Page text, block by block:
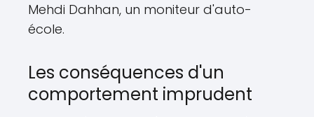
Mehdi Dahhan, un moniteur d'auto-
école.
Les conséquences d'un
comportement imprudent